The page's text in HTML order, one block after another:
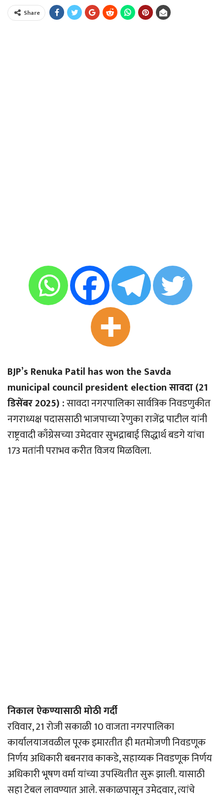
Share
BJP’s Renuka Patil has won the Savda
municipal council president election सावदा (21
डिसेंबर 2025) :सावदा नगरपालिका सार्वत्रिक निवडणुकीत
नगराध्यक्ष पदाससाठी भाजपाच्या रेणुका राजेंद्र पाटील यांनी
राष्ट्रवादी काँग्रेसच्या उमेदवार सुभद्राबाई सिद्धार्थ बडगे यांचा
173 मतांनी पराभव करीत विजय मिळविला.
निकाल ऐकण्यासाठी मोठी गर्दी
रविवार, 21 रोजी सकाळी 10 वाजता नगरपालिका
कार्यालयाजवळील पूरक इमारतीत ही मतमोजणी निवडणूक
निर्णय अधिकारी बबनराव काकडे, सहाय्यक निवडणूक निर्णय
अधिकारी भूषण वर्मा यांच्या उपस्थितीत सुरू झाली. यासाठी
सहा टेबल लावण्यात आले. सकाळपासून उमेदवार, त्यांचे